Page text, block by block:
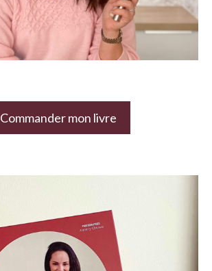
Commander mon livre